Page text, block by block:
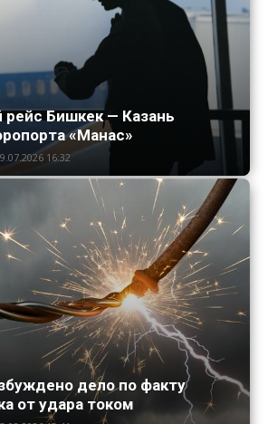
Бишкек — Казань
«Манас»
16:32
дело по факту
от удара током